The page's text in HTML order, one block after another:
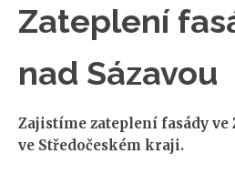
Zateplení
nad Sázavou
Zajistíme zateplení fasády ve
ve Středočeském kraji.